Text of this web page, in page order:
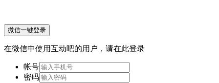
微信一键登录
在微信中使用互动吧的用户，请在此登录
帐号
密码